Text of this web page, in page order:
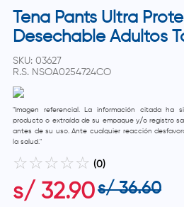
Tena Pants Ultra
Desechable Adultos
SKU: 03627
R.S. NSOA0254724CO
"Imagen referencial. La información citada ha
producto o extraída de su empaque y/o registro
antes de su uso. Ante cualquier reacción
la salud."
☆ ☆ ☆ ☆ ☆ (0)
s/ 32.90s/ 36.60